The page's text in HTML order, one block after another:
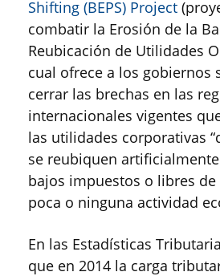
Shifting (BEPS) Project
combatir la Erosión de la
Reubicación de Utilidades
cual ofrece a los gobiernos
cerrar las brechas en las
internacionales vigentes
las utilidades corporativas
se reubiquen
bajos impuestos o libres
poca o ninguna actividad
En las Estadísticas
que en 2014 la carga